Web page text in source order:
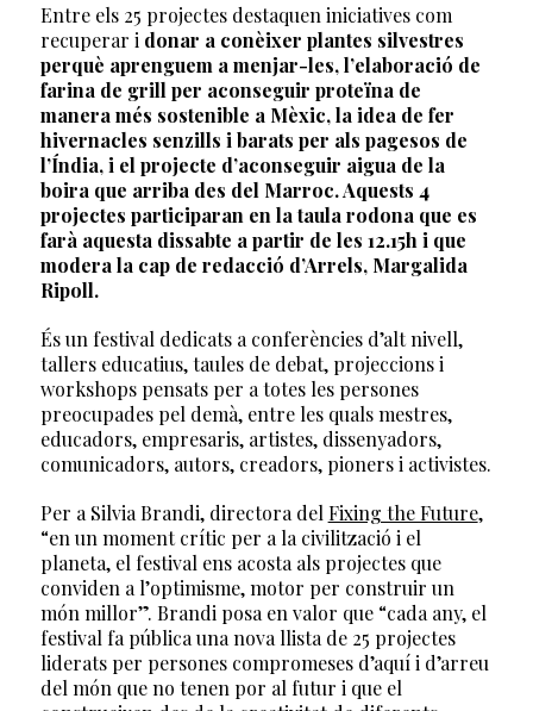
Entre els 25 projectes destaquen iniciatives com
recuperar i donar a conèixer plantes silvestres
perquè aprenguem a menjar-les, l’elaboració de
farina de grill per aconseguir proteïna de
manera més sostenible a Mèxic, la idea de fer
hivernacles senzills i barats per als pagesos de
l’Índia, i el projecte d’aconseguir aigua de la
boira que arriba des del Marroc. Aquests 4
projectes participaran en la taula rodona que es
farà aquesta dissabte a partir de les 12.15h i que
modera la cap de redacció d’Arrels, Margalida
Ripoll.
És un festival dedicats a conferències d’alt nivell,
tallers educatius, taules de debat, projeccions i
workshops pensats per a totes les persones
preocupades pel demà, entre les quals mestres,
educadors, empresaris, artistes, dissenyadors,
comunicadors, autors, creadors, pioners i activistes.
Per a Silvia Brandi, directora del Fixing the Future,
“en un moment crític per a la civilització i el
planeta, el festival ens acosta als projectes que
conviden a l’optimisme, motor per construir un
món millor”. Brandi posa en valor que “cada any, el
festival fa pública una nova llista de 25 projectes
liderats per persones compromeses d’aquí i d’arreu
del món que no tenen por al futur i que el